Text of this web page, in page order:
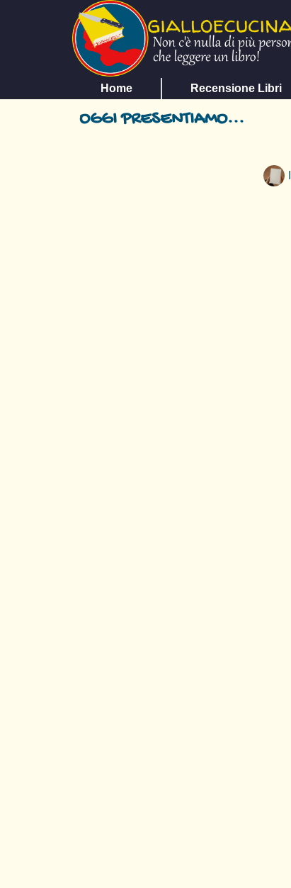
Home Recensione Libri
OGGI PRESENTIAMO...